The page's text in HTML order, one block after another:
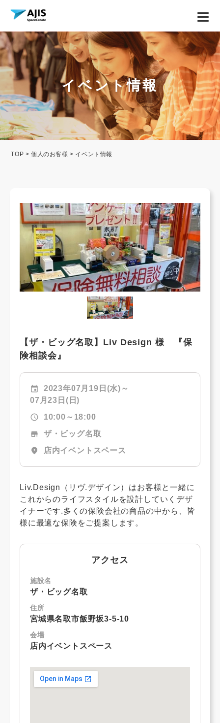
イベント情報
TOP >個人のお客様 > イベント情報
【ザ・ビッグ名取】Liv Design 様 『保
険相談会』
event
2023年07月19日(水)～
07月23日(日)
schedule 10:00～18:00
store ザ・ビッグ名取
location_on 店内イベントスペース
Liv.Design（リヴ.デザイン）はお客様と一緒に
これからのライフスタイルを設計していくデザ
イナーです.多くの保険会社の商品の中から、皆
様に最適な保険をご提案します。
アクセス
施設名
ザ・ビッグ名取
住所
宮城県名取市飯野坂3-5-10
会場
店内イベントスペース